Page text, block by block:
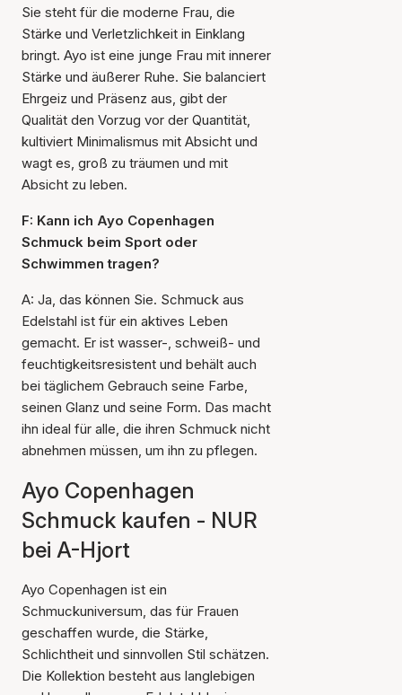
Sie steht für die moderne Frau, die
Stärke und Verletzlichkeit in Einklang
bringt. Ayo ist eine junge Frau mit innerer
Stärke und äußerer Ruhe. Sie balanciert
Ehrgeiz und Präsenz aus, gibt der
Qualität den Vorzug vor der Quantität,
kultiviert Minimalismus mit Absicht und
wagt es, groß zu träumen und mit
Absicht zu leben.
F: Kann ich Ayo Copenhagen
Schmuck beim Sport oder
Schwimmen tragen?
A: Ja, das können Sie. Schmuck aus
Edelstahl ist für ein aktives Leben
gemacht. Er ist wasser-, schweiß- und
feuchtigkeitsresistent und behält auch
bei täglichem Gebrauch seine Farbe,
seinen Glanz und seine Form. Das macht
ihn ideal für alle, die ihren Schmuck nicht
abnehmen müssen, um ihn zu pflegen.
Ayo Copenhagen
Schmuck kaufen - NUR
bei A-Hjort
Ayo Copenhagen ist ein
Schmuckuniversum, das für Frauen
geschaffen wurde, die Stärke,
Schlichtheit und sinnvollen Stil schätzen.
Die Kollektion besteht aus langlebigen